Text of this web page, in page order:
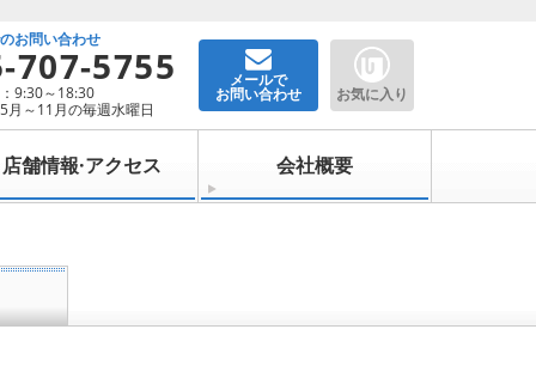
お問い合わせ
707-5755
9:30～18:30
月～11月の毎週水曜日
メールで
お問い合わせ お気に入り
店舗情報·アクセス 会社概要